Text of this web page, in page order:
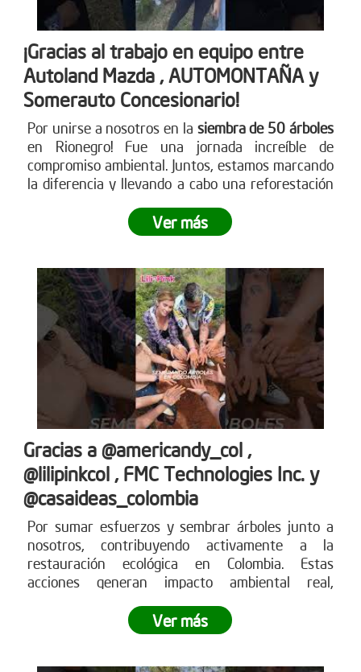
¡Gracias al trabajo en equipo entre
Autoland Mazda , AUTOMONTAÑA y
Somerauto Concesionario!
Por unirse a nosotros en la siembra de 50 árboles
en Rionegro! Fue una jornada increíble de
compromiso ambiental. Juntos, estamos marcando
la diferencia y llevando a cabo una reforestación
Ver más
Gracias a @americandy_col ,
@lilipinkcol , FMC Technologies Inc. y
@casaideas_colombia
Por sumar esfuerzos y sembrar árboles junto a
nosotros, contribuyendo activamente a la
restauración ecológica en Colombia. Estas
acciones generan impacto ambiental real,
compromiso empresarial puede transformar el
¿Tu empresa también quiere ser parte
Ver más